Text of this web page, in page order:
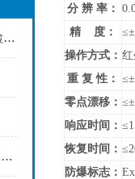
采购必读：影响废气VOC检测仪测量精度的七大关键因素
探讨氮气浓度检测仪在环保领域的应用及前景
分 辨 率：
精 度：
操作方式：
重 复 性：
零点漂移：
响应时间：
恢复时间：
防爆标志：